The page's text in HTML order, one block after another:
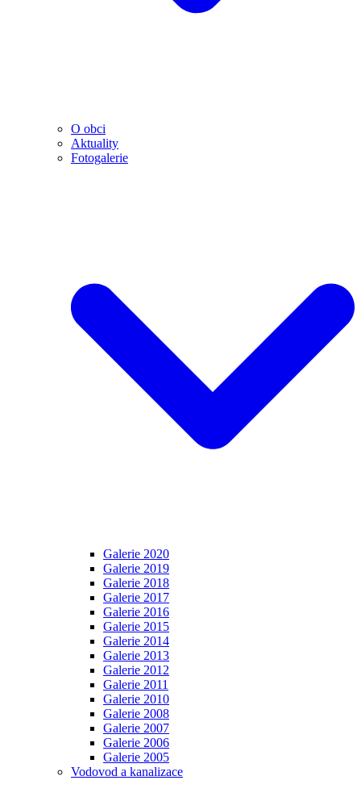
O obci
Aktuality
Fotogalerie
Galerie 2020
Galerie 2019
Galerie 2018
Galerie 2017
Galerie 2016
Galerie 2015
Galerie 2014
Galerie 2013
Galerie 2012
Galerie 2011
Galerie 2010
Galerie 2008
Galerie 2007
Galerie 2006
Galerie 2005
Vodovod a kanalizace